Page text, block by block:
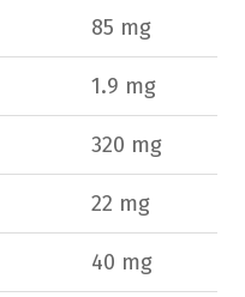
85 mg
1.9 mg
320 mg
22 mg
40 mg